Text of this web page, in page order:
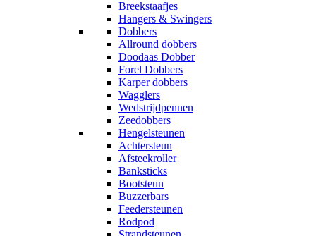
Breekstaafjes
Hangers & Swingers
Dobbers
Allround dobbers
Doodaas Dobber
Forel Dobbers
Karper dobbers
Wagglers
Wedstrijdpennen
Zeedobbers
Hengelsteunen
Achtersteun
Afsteekroller
Banksticks
Bootsteun
Buzzerbars
Feedersteunen
Rodpod